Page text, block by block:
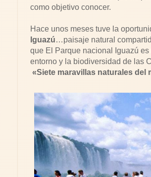
como objetivo conocer.
Hace unos meses tuve la
Iguazú…paisaje natural
que El Parque nacional Iguazú
entorno y la biodiversidad de las
«Siete maravillas naturales del